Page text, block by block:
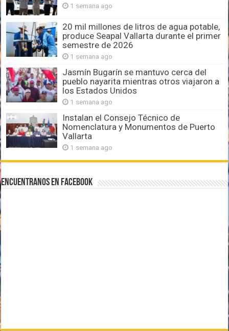
1 semana ago
20 mil millones de litros de agua potable,
produce Seapal Vallarta durante el primer
semestre de 2026
1 semana ago
Jasmín Bugarín se mantuvo cerca del
pueblo nayarita mientras otros viajaron a
los Estados Unidos
1 semana ago
Instalan el Consejo Técnico de
Nomenclatura y Monumentos de Puerto
Vallarta
1 semana ago
Encuentranos en Facebook